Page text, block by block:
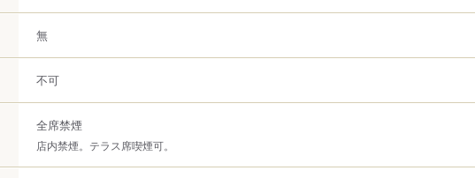
無
不可
全席禁煙
店内禁煙。テラス席喫煙可。